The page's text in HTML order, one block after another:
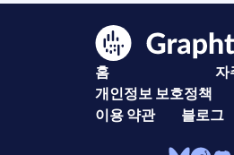
홈
자
개인정보 보호정책
이용 약관
블로그